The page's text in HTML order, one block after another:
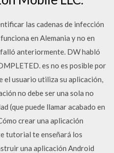
las cadenas de infección
en Alemania y no en
anteriormente. DW habló
es no es posible por
el usuario utiliza su aplicación,
no debe ser una sola no
(que puede llamar acabado en
crear una aplicación
tutorial te enseñará los
una aplicación Android